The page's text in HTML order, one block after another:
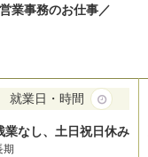
業事務のお仕事／
就業日・時間
業なし、土日祝日休み
期